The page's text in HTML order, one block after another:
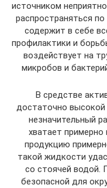
источником
распространяться
содержит в себе
профилактики и
воздействует на
микробов и
В средстве
достаточно высокой
незначительный
хватает примерно
продукцию
такой жидкости
со стоячей водой.
безопасной для